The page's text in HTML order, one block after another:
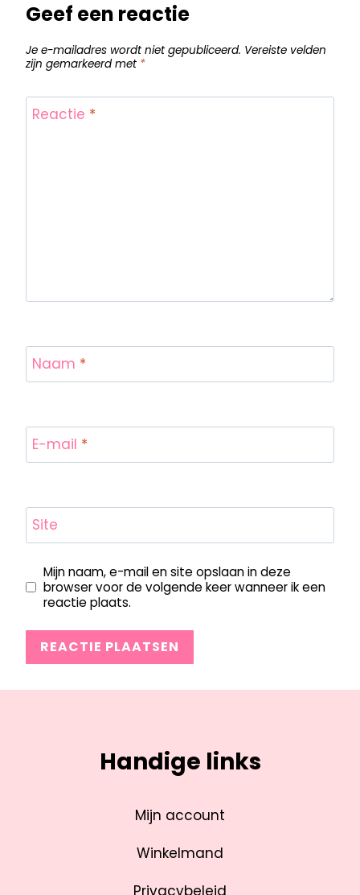
Geef een reactie
Je e-mailadres wordt niet gepubliceerd. Vereiste velden
zijn gemarkeerd met *
Reactie *
Naam *
E-mail *
Site
Mijn naam, e-mail en site opslaan in deze
browser voor de volgende keer wanneer ik een
reactie plaats.
Handige links
Mijn account
Winkelmand
Privacybeleid